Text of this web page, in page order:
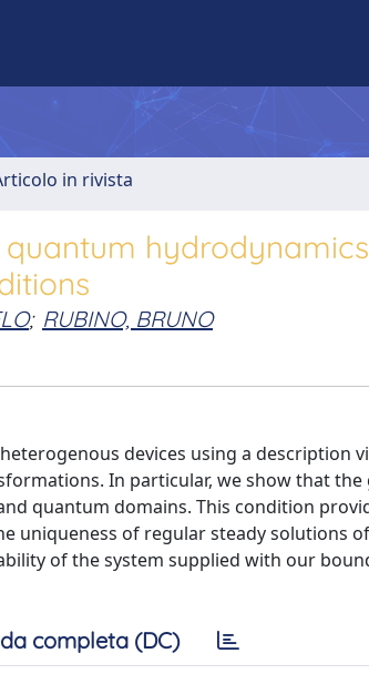
in rivista
; RUBINO, BRUNO
devices using a description
In particular, we show that
quantum domains. This condition
uniqueness of regular steady solutions
of the system supplied with our
completa (DC)